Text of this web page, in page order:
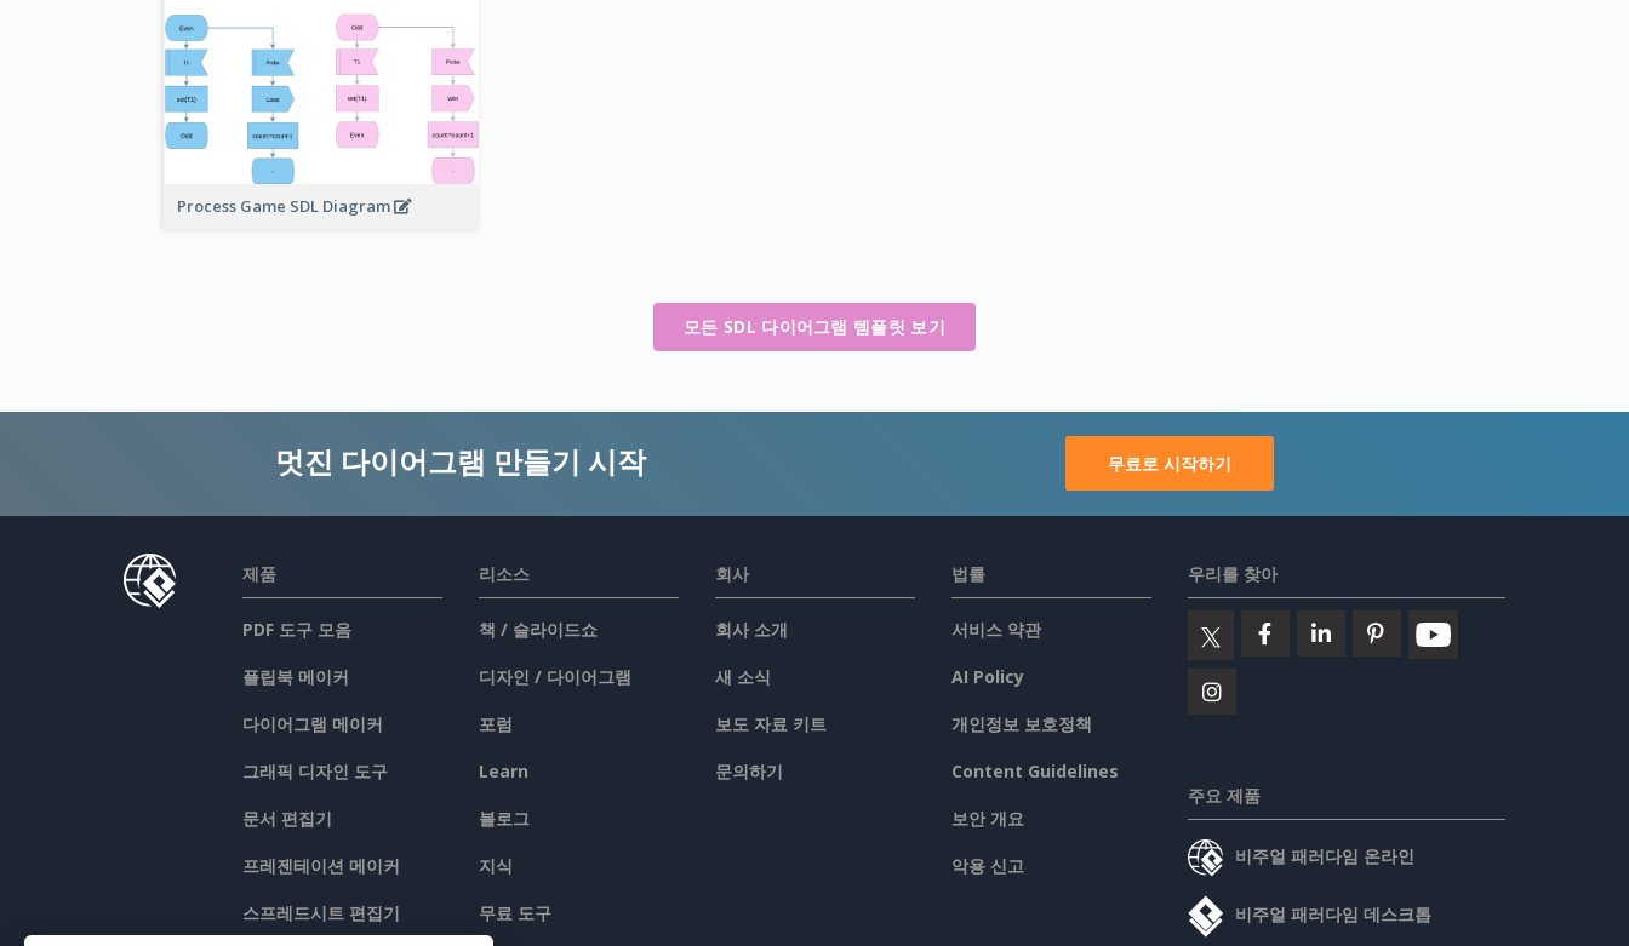
Process Game SDL Diagram
모든 SDL 다이어그램 템플릿 보기
멋진 다이어그램 만들기 시작 무료로 시작하기
제품
PDF 도구 모음
플립북 메이커
다이어그램 메이커
그래픽 디자인 도구
문서 편집기
프레젠테이션 메이커
스프레드시트 편집기
리소스
책 / 슬라이드쇼
디자인 / 다이어그램
포럼
Learn
블로그
지식
무료 도구
회사
회사 소개
새 소식
보도 자료 키트
문의하기
법률
서비스 약관
AI Policy
개인정보 보호정책
Content Guidelines
보안 개요
악용 신고
우리를 찾아
주요 제품
비주얼 패러다임 온라인
비주얼 패러다임 데스크톱